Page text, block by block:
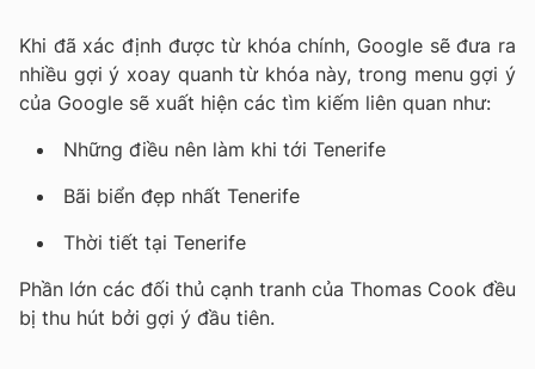
Khi đã xác định được từ khóa chính, Google sẽ đưa ra
nhiều gợi ý xoay quanh từ khóa này, trong menu gợi ý
của Google sẽ xuất hiện các tìm kiếm liên quan như:
Những điều nên làm khi tới Tenerife
Bãi biển đẹp nhất Tenerife
Thời tiết tại Tenerife
Phần lớn các đối thủ cạnh tranh của Thomas Cook đều
bị thu hút bởi gợi ý đầu tiên.